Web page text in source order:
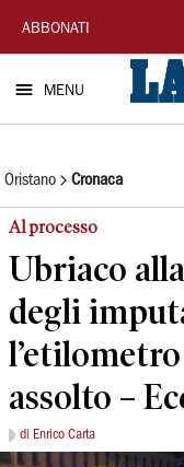
La
Nuova
Sardegna
ABBONATI
MENU
Oristano Cronaca
Al processo
Ubriaco
degli
l’etilometro
assolto –
di Enrico Carta